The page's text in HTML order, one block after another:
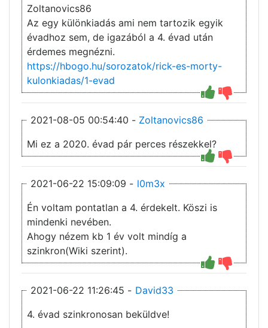
Zoltanovics86
Az egy különkiadás ami nem tartozik egyik
évadhoz sem, de igazából a 4. évad után
érdemes megnézni.
https://hbogo.hu/sorozatok/rick-es-morty-
kulonkiadas/1-evad
2021-08-05 00:54:40 - Zoltanovics86
Mi ez a 2020. évad pár perces részekkel?
2021-06-22 15:09:09 - l0m3x
Én voltam pontatlan a 4. érdekelt. Köszi is
mindenki nevében.
Ahogy nézem kb 1 év volt mindíg a
szinkron(Wiki szerint).
2021-06-22 11:26:45 - David33
4. évad szinkronosan beküldve!